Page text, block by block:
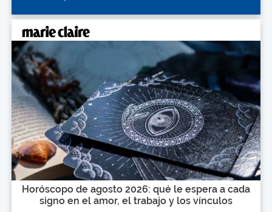
Horóscopo de agosto 2026: qué le espera a cada
signo en el amor, el trabajo y los vínculos